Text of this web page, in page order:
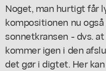
Noget, man hurtigt får
kompositionen nu
sonnetkransen - dvs.
kommer igen i den
det gør i digtet. Her